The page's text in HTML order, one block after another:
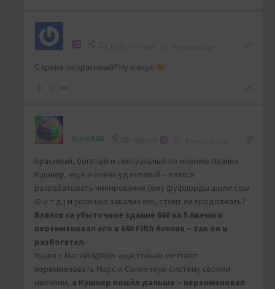
Fenrir
С хрена он красивый? Ну и вкус
-2
Viva888
Красивый, богатый и сексуальный по мнению Иванки
Кушнер, ещё и очень удачливый – взялся
разрабатывать чипирование (ему фуфлорды шили cow
ID и т.д.) и успешно завалил его, стоит ли продолжать?
Взялся за убыточное здание 666 на 5 Авеню и
переименовал его в 660 Fifth Avenue – так он и
разбогател.
Трамп с МаскИИ@Хом ещё только мечтают
переименовать Марс и Солнечную систему своими
именами, а Кушнер пошёл дальше – переименовал